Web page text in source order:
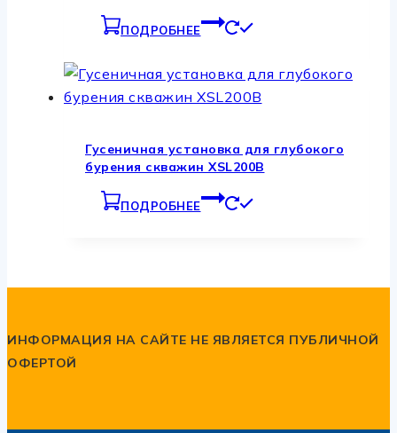
ПОДРОБНЕЕ
Гусеничная установка для глубокого
бурения скважин XSL200B
ПОДРОБНЕЕ
ИНФОРМАЦИЯ НА САЙТЕ НЕ ЯВЛЯЕТСЯ ПУБЛИЧНОЙ
ОФЕРТОЙ